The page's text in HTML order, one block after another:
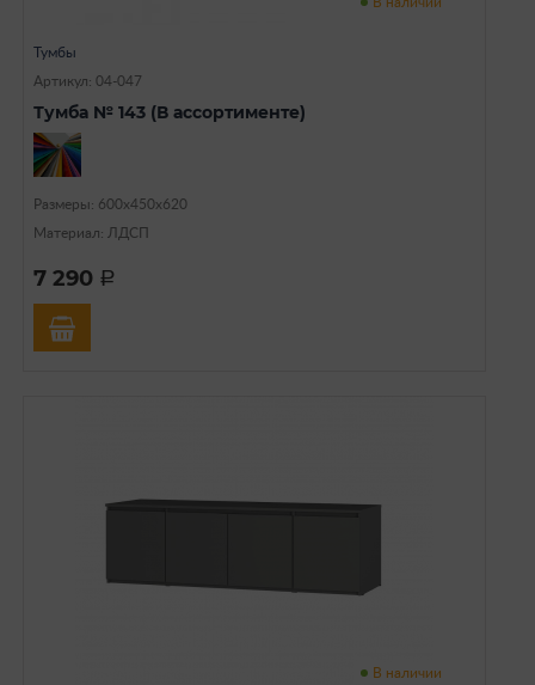
Тумбы
Артикул: 04-047
Тумба № 143 (В ассортименте)
Размеры: 600х450х620
Материал: ЛДСП
7 290 a
В наличии